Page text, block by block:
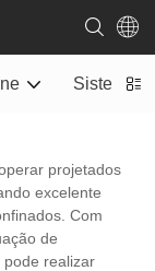
Sistema
projetados
excelente
Com
de
pode realizar